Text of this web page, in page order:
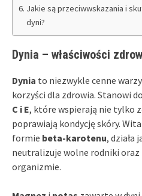
Jakie są przeciwwskazania i
dyni?
Dynia – właściwości
Dynia to niezwykle cenne
korzyści dla zdrowia. Stanowi
C i E, które wspierają nie tylko
poprawiają kondycję skóry.
formie beta-karotenu, działa
neutralizuje wolne rodniki
organizmie.